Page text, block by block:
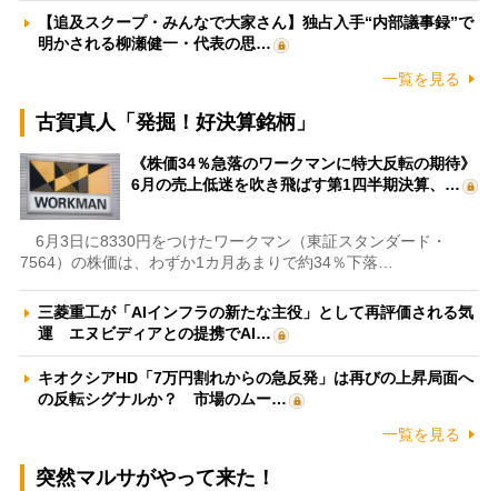
【追及スクープ・みんなで大家さん】独占入手“内部議事録”で
明かされる柳瀬健一・代表の思…
一覧を見る
古賀真人「発掘！好決算銘柄」
《株価34％急落のワークマンに特大反転の期待》
6月の売上低迷を吹き飛ばす第1四半期決算、…
6月3日に8330円をつけたワークマン（東証スタンダード・
7564）の株価は、わずか1カ月あまりで約34％下落…
三菱重工が「AIインフラの新たな主役」として再評価される気
運 エヌビディアとの提携でAI…
キオクシアHD「7万円割れからの急反発」は再びの上昇局面へ
の反転シグナルか？ 市場のムー…
一覧を見る
突然マルサがやって来た！